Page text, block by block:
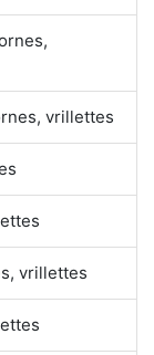
vrillettes
vrillettes